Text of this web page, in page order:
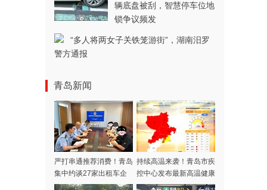
辆底盘被刮，智慧停车位地
锁争议频发
“多人将两女子关铁笼游街”，湖南汨罗
警方通报
青岛新闻
严打串通推荐消费！青岛
集中约谈27家出租车企
业
持续高温来袭！青岛市疾
控中心发布最新高温健康
风险提示